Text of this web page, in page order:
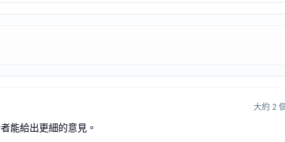
大約 2
能給出更細的意見。